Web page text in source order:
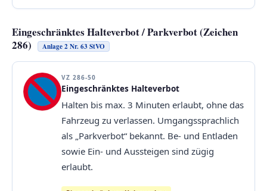
Eingeschränktes Halteverbot / Parkverbot (Zeichen
286)
Anlage 2 Nr. 63 StVO
VZ 286-50
Eingeschränktes Halteverbot
Halten bis max. 3 Minuten erlaubt, ohne das
Fahrzeug zu verlassen. Umgangssprachlich
als „Parkverbot“ bekannt. Be- und Entladen
sowie Ein- und Aussteigen sind zügig
erlaubt.